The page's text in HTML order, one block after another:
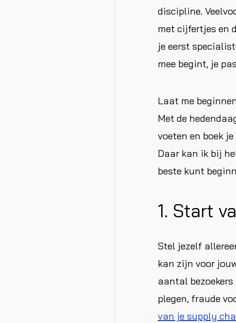
discipline.
met cijfertjes en
je eerst
mee begint, je
Laat me
Met de
voeten en boek
Daar kan ik bij
beste kunt
1. Start
Stel jezelf
kan zijn voor
aantal
plegen, fraude
van je supply